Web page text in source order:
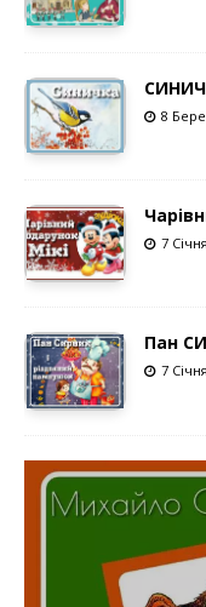
8
7
Пан
7